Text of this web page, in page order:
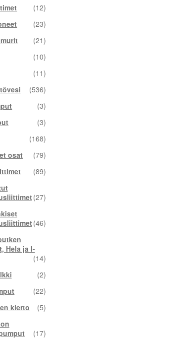
(12)
(23)
(21)
(10)
(11)
(536)
(3)
(3)
(168)
osat
(79)
(89)
(27)
(46)
Hela ja I-
(14)
(2)
(22)
kierto
(5)
(17)